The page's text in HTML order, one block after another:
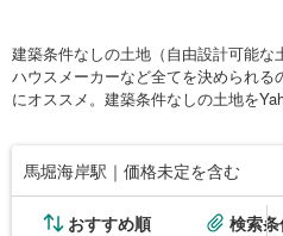
建築条件なしの土地（自由設計可能な
ハウスメーカーなど全てを決められ
にオススメ。建築条件なしの土地を
馬堀海岸駅｜価格未定を含む
おすすめ順 検索